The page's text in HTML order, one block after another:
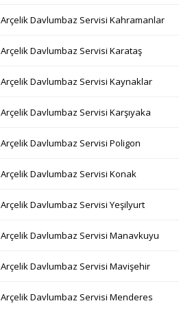
Arçelik Davlumbaz Servisi Kahramanlar
Arçelik Davlumbaz Servisi Karataş
Arçelik Davlumbaz Servisi Kaynaklar
Arçelik Davlumbaz Servisi Karşıyaka
Arçelik Davlumbaz Servisi Poligon
Arçelik Davlumbaz Servisi Konak
Arçelik Davlumbaz Servisi Yeşilyurt
Arçelik Davlumbaz Servisi Manavkuyu
Arçelik Davlumbaz Servisi Mavişehir
Arçelik Davlumbaz Servisi Menderes